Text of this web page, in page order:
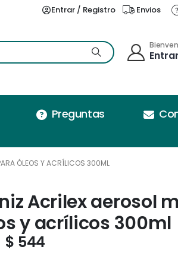
Entrar / Registro Envios
Preguntas
ÓLEOS Y ACRÍLICOS 300ML
Acrilex aerosol
y acrílicos 300ml
$ 544